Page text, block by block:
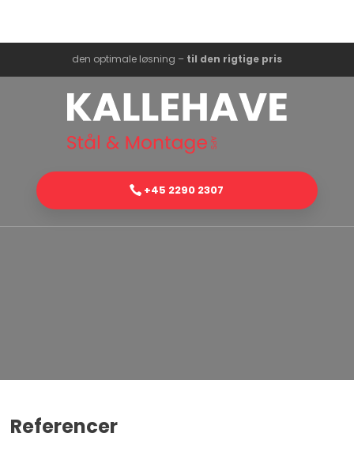
den optimale løsning – til den rigtige pris
+45 ​2290 2307
Referencer​